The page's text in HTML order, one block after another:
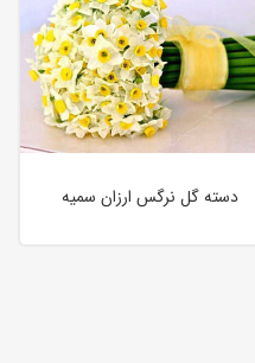
دسته گل نرگس ارزان سمیه